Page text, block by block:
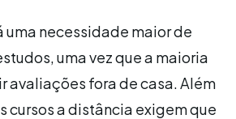
uma necessidade maior de
uma vez que a maioria
avaliações fora de casa. Além
cursos a distância exigem que